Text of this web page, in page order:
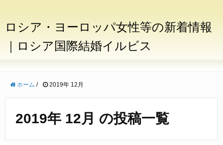
ロシア・ヨーロッパ女性等の新着情報
｜ロシア国際結婚イルビス
ホーム / 2019年 12月
2019年 12月 の投稿一覧